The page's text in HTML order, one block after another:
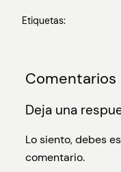
Etiquetas:
Comentarios
Deja una
Lo siento, debes
comentario.